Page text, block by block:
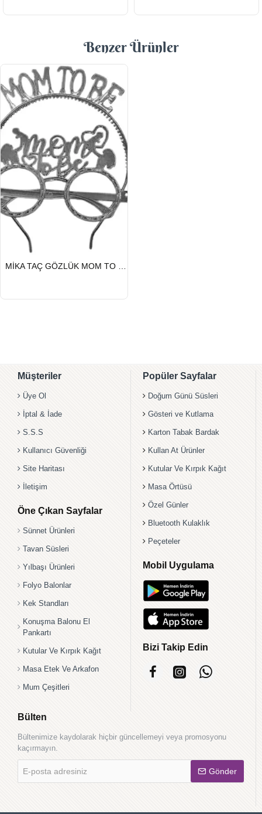
Benzer Ürünler
GÖNDERİ
Müşteriler
Üye Ol
İptal & İade
S.S.S
Kullanıcı Güvenliği
Site Haritası
İletişim
Öne Çıkan Sayfalar
Sünnet Ürünleri
Tavan Süsleri
Yılbaşı Ürünleri
Folyo Balonlar
Kek Standları
Konuşma Balonu El
Pankartı
Kutular Ve Kırpık Kağıt
Masa Etek Ve Arkafon
Mum Çeşitleri
Popüler Sayfalar
Doğum Günü Süsleri
Gösteri ve Kutlama
Karton Tabak Bardak
Kullan At Ürünler
Kutular Ve Kırpık Kağıt
Masa Örtüsü
Özel Günler
Bluetooth Kulaklık
Peçeteler
Mobil Uygulama
Bizi Takip Edin
Bülten
Bültenimize kaydolarak hiçbir güncellemeyi veya promosyonu
kaçırmayın.
posta
adresiniz
Gönder